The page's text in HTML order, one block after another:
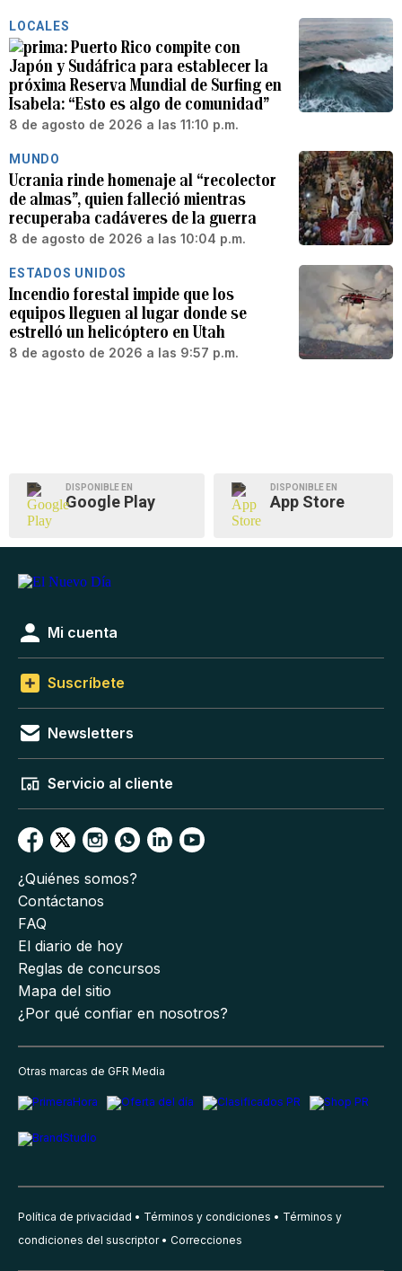
LOCALES
Puerto Rico compite con
Japón y Sudáfrica para establecer la
próxima Reserva Mundial de Surfing en
Isabela: “Esto es algo de comunidad”
8 de agosto de 2026 a las 11:10 p.m.
MUNDO
Ucrania rinde homenaje al “recolector
de almas”, quien falleció mientras
recuperaba cadáveres de la guerra
8 de agosto de 2026 a las 10:04 p.m.
ESTADOS UNIDOS
Incendio forestal impide que los
equipos lleguen al lugar donde se
estrelló un helicóptero en Utah
8 de agosto de 2026 a las 9:57 p.m.
DISPONIBLE EN
Google Play
DISPONIBLE EN
App Store
Mi cuenta
Suscríbete
Newsletters
Servicio al cliente
¿Quiénes somos?
Contáctanos
FAQ
El diario de hoy
Reglas de concursos
Mapa del sitio
¿Por qué confiar en nosotros?
Otras marcas de GFR Media
Política de privacidad Términos y condiciones
Términos y
condiciones del suscriptor
Correcciones